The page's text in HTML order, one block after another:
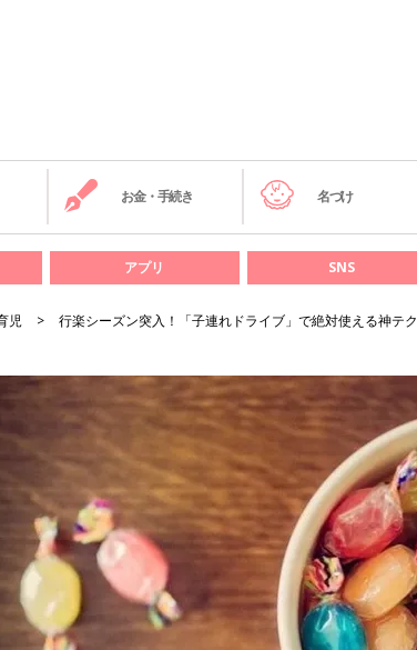
お金・手続き 名づけ
アプリ SNS
児 行楽シーズン突入！「子連れドライブ」で絶対使える神テク